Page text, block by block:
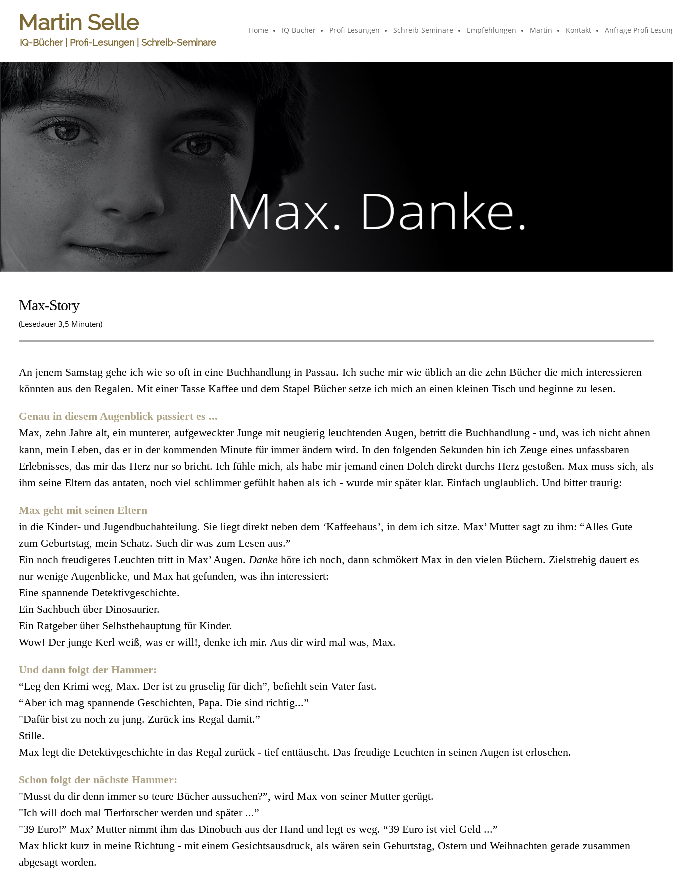
Martin Selle
IQ-Bücher | Profi-Lesungen | Schreib-Seminare
Home IQ-Bücher Profi-Lesungen Schreib-Seminare Empfehlungen Martin Kontakt Anfrage Profi-
Max-Story
(Lesedauer 3,5 Minuten)
An jenem Samstag gehe ich wie so oft in eine Buchhandlung in Passau. Ich suche mir wie üblich an die zehn Bücher die mich interessieren
könnten aus den Regalen. Mit einer Tasse Kaffee und dem Stapel Bücher setze ich mich an einen kleinen Tisch und beginne zu lesen.
Genau in diesem Augenblick passiert es ...
Max, zehn Jahre alt, ein munterer, aufgeweckter Junge mit neugierig leuchtenden Augen, betritt die Buchhandlung - und, was ich nicht ahnen
kann, mein Leben, das er in der kommenden Minute für immer ändern wird. In den folgenden Sekunden bin ich Zeuge eines unfassbaren
Erlebnisses, das mir das Herz nur so bricht. Ich fühle mich, als habe mir jemand einen Dolch direkt durchs Herz gestoßen. Max muss sich, als
ihm seine Eltern das antaten, noch viel schlimmer gefühlt haben als ich - wurde mir später klar. Einfach unglaublich. Und bitter traurig:
Max geht mit seinen Eltern
in die Kinder- und Jugendbuchabteilung. Sie liegt direkt neben dem ‘Kaffeehaus’, in dem ich sitze. Max’ Mutter sagt zu ihm: “Alles Gute
zum Geburtstag, mein Schatz. Such dir was zum Lesen aus.”
Ein noch freudigeres Leuchten tritt in Max’ Augen.Danke höre ich noch, dann schmökert Max in den vielen Büchern. Zielstrebig dauert es
nur wenige Augenblicke, und Max hat gefunden, was ihn interessiert:
Eine spannende Detektivgeschichte.
Ein Sachbuch über Dinosaurier.
Ein Ratgeber über Selbstbehauptung für Kinder.
Wow! Der junge Kerl weiß, was er will!, denke ich mir. Aus dir wird mal was, Max.
Und dann folgt der Hammer:
“Leg den Krimi weg, Max. Der ist zu gruselig für dich”, befiehlt sein Vater fast.
“Aber ich mag spannende Geschichten, Papa. Die sind richtig...”
"Dafür bist zu noch zu jung. Zurück ins Regal damit.”
Stille.
Max legt die Detektivgeschichte in das Regal zurück - tief enttäuscht. Das freudige Leuchten in seinen Augen ist erloschen.
Schon folgt der nächste Hammer:
"Musst du dir denn immer so teure Bücher aussuchen?”, wird Max von seiner Mutter gerügt.
"Ich will doch mal Tierforscher werden und später ...”
"39 Euro!” Max’ Mutter nimmt ihm das Dinobuch aus der Hand und legt es weg. “39 Euro ist viel Geld ...”
Max blickt kurz in meine Richtung - mit einem Gesichtsausdruck, als wären sein Geburtstag, Ostern und Weihnachten gerade zusammen
abgesagt worden.